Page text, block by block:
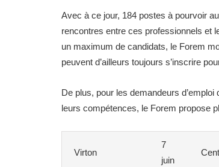
Avec à ce jour, 184 postes à pourvoir
rencontres entre ces professionnels et
un maximum de candidats, le Forem
peuvent d’ailleurs toujours s’inscrire
De plus, pour les demandeurs
leurs compétences, le Forem propose
Virton
7
juin